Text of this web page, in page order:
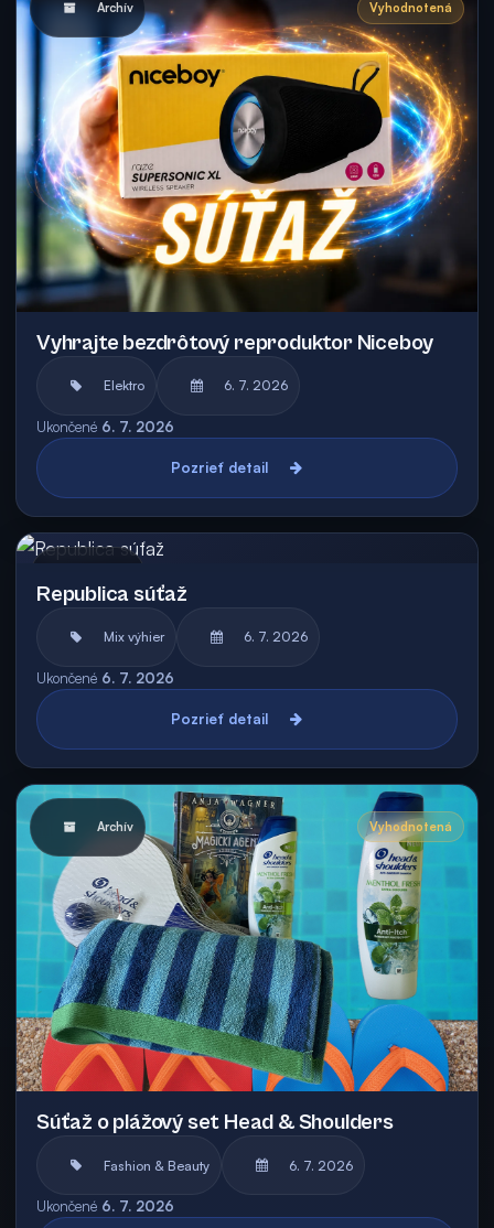
Archív Vyhodnotená
Vyhrajte bezdrôtový reproduktor Niceboy
Elektro 6. 7. 2026
Ukončené 6. 7. 2026
Pozrieť detail
Republica súťaž
Mix výhier 6. 7. 2026
Ukončené 6. 7. 2026
Pozrieť detail
Archív Vyhodnotená
Súťaž o plážový set Head & Shoulders
Fashion & Beauty 6. 7. 2026
Ukončené 6. 7. 2026